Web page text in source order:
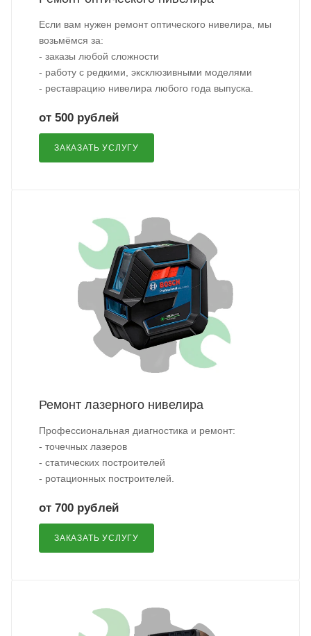
Если вам нужен ремонт оптического нивелира, мы
возьмёмся за:
- заказы любой сложности
- работу с редкими, эксклюзивными моделями
- реставрацию нивелира любого года выпуска.
от 500 рублей
ЗАКАЗАТЬ УСЛУГУ
Ремонт лазерного нивелира
Профессиональная диагностика и ремонт:
- точечных лазеров
- статических построителей
- ротационных построителей.
от 700 рублей
ЗАКАЗАТЬ УСЛУГУ